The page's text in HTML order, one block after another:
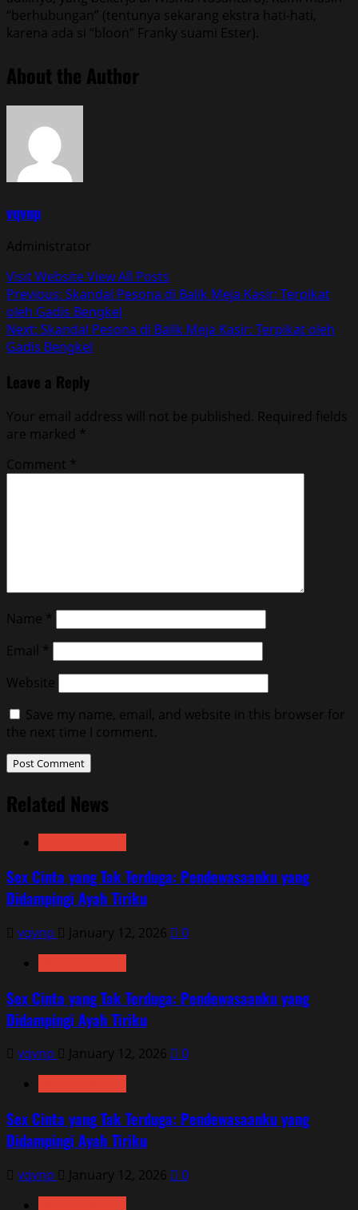
“berhubungan” (tentunya sekarang ekstra hati-hati,
karena ada si “bloon” Franky suami Ester).
About the Author
vqvnp
Administrator
Visit WebsiteView All Posts
Post
navigation
Previous: Skandal Pesona di Balik Meja Kasir: Terpikat
oleh Gadis Bengkel
Next: Skandal Pesona di Balik Meja Kasir: Terpikat oleh
Gadis Bengkel
Leave a Reply
Your email address will not be published. Required fields
are marked *
Comment *
Name *
Email
*
Website
Save my name, email, and website in this browser for
the next time I comment.
Related News
Sex Cinta yang Tak Terduga: Pendewasaanku yang
Didampingi Ayah Tiriku
vqvnp January 12, 2026
0
Sex Cinta yang Tak Terduga: Pendewasaanku yang
Didampingi Ayah Tiriku
vqvnp January 12, 2026
0
Sex Cinta yang Tak Terduga: Pendewasaanku yang
Didampingi Ayah Tiriku
vqvnp January 12, 2026
0